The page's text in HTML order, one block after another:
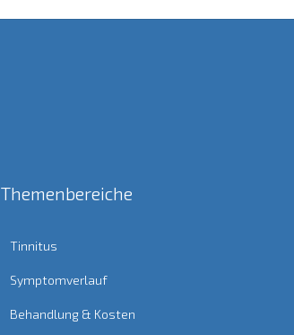
Themenbereiche
Tinnitus
Symptomverlauf
Behandlung & Kosten